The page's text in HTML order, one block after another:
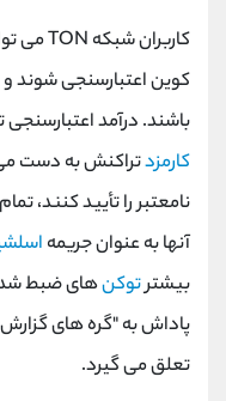
کاربران شبکه TON
کوین اعتبارسنجی شوند
باشند. درآمد
کارمزدتراکنش به دست می
نامعتبر را تأیید کنند،
آنها به عنوان جریمه
بیشترتوکنهای ضبط
پاداش به "گره های گزارش
تعلق می گیرد.